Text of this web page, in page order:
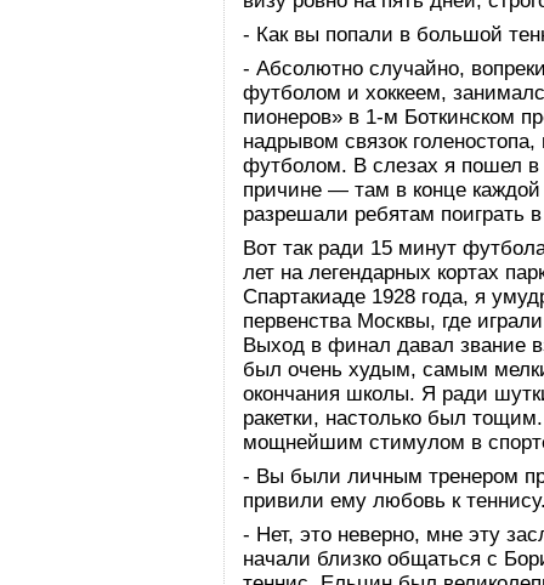
- Как вы попали в большой
- Абсолютно случайно,
футболом и хоккеем,
пионеров» в 1-м Боткинском
надрывом связок
футболом. В слезах я пошел в
причине — там в конце каждой
разрешали ребятам поиграть
Вот так ради 15 минут
лет на легендарных кортах
Спартакиаде 1928 года, я
первенства Москвы, где
Выход в финал давал звание
был очень худым, самым
окончания школы. Я ради
ракетки, настолько был
мощнейшим стимулом в
- Вы были личным тренером
привили ему любовь к
- Нет, это неверно, мне эту
начали близко общаться с